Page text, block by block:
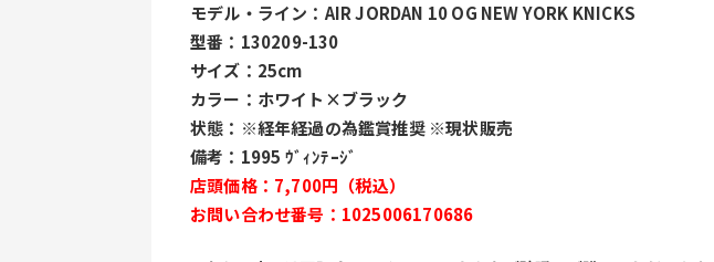
モデル・ライン：AIR JORDAN 10 OG NEW YORK KNICKS
型番：130209-130
サイズ：25cm
カラー：ホワイト×ブラック
状態：※経年経過の為鑑賞推奨 ※現状販売
備考：1995 ｳﾞｨﾝﾃｰｼﾞ
店頭価格：7,700円（税込）
お問い合わせ番号：1025006170686